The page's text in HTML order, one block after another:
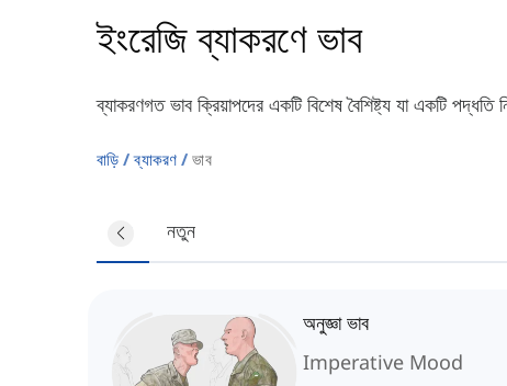
ইংরেজি ব্যাকরণে ভাব
ব্যাকরণগত ভাব ক্রিয়াপদের একটি বিশেষ বৈশিষ্ট্য যা একটি
বাড়ি ব্যাকরণ ভাব
সব নতুন
অনুজ্ঞা ভাব
Imperative Mood